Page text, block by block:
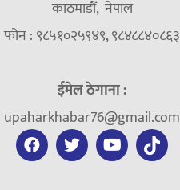
काठमाडौँ, नेपाल
फोन : ९८५१०२५९४९, ९८४८८४०८६३
ईमेल ठेगाना :
upaharkhabar76@gmail.com